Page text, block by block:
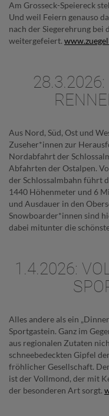
Am Grosseck-Speiereck
Und weil Feiern genauso
nach der Siegerehrung bei
weitergefeiert.
Aus Nord, Süd, Ost und
Zuseher*innen zur
Nordabfahrt der
Abfahrten der Ostalpen.
der Schlossalmbahn führt
1440 Höhenmeter und 6
und Ausdauer in den
Snowboarder*innen sind
dabei mitunter die
1.4.2026:
Alles andere als ein
Sportgastein. Ganz im
aus regionalen Zutaten
schneebedeckten Gipfel
fröhlicher Gesellschaft.
ist der Vollmond, der mit
der besonderen Art sorgt.